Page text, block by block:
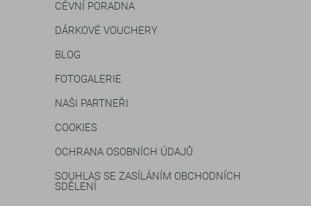
CÉVNÍ PORADNA
DÁRKOVÉ VOUCHERY
BLOG
FOTOGALERIE
NAŠI PARTNEŘI
COOKIES
OCHRANA OSOBNÍCH ÚDAJŮ
SOUHLAS SE ZASÍLÁNÍM OBCHODNÍCH
SDĚLENÍ